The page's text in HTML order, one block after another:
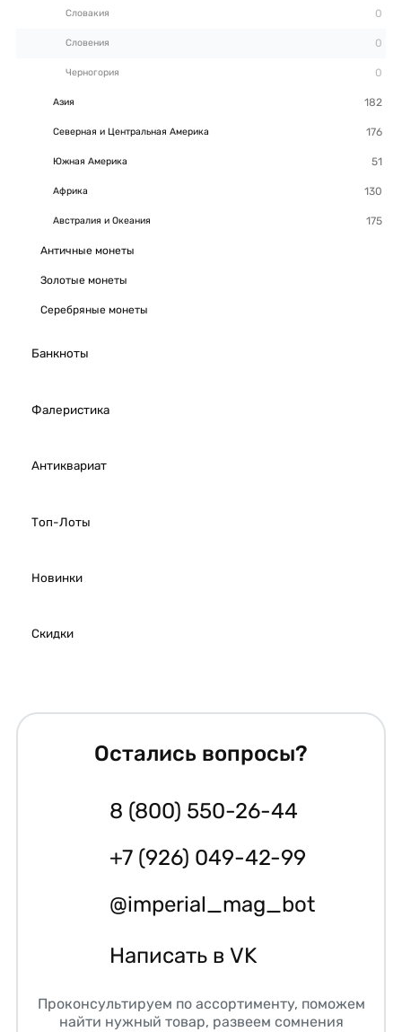
Словакия
Словения
Черногория
Азия
Северная и Центральная Америка
Южная Америка
Африка
Австралия и Океания
Античные монеты
Золотые монеты
Серебряные монеты
Банкноты
Фалеристика
Антиквариат
Топ-Лоты
Новинки
Скидки
Остались вопросы?
8 (800) 550-26-44
+7 (926) 049-42-99
@imperial_mag_bot
Написать в VK
Проконсультируем по ассортименту, поможем
найти нужный товар, развеем сомнения